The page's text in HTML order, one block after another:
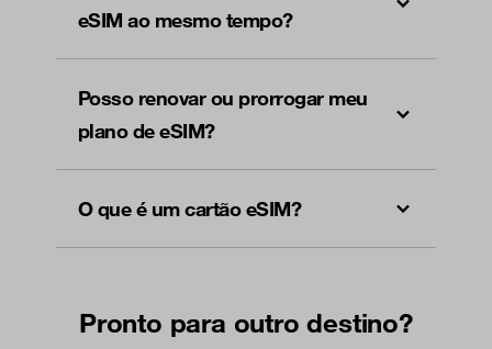
eSIM ao mesmo tempo?
Posso renovar ou prorrogar meu
plano de eSIM?
O que é um cartão eSIM?
Pronto para outro destino?